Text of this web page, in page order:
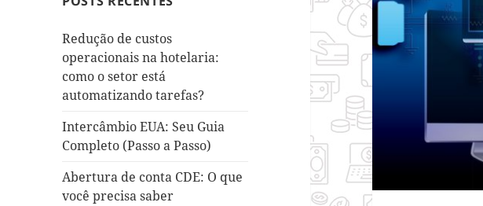
Redução de custos
operacionais na hotelaria:
como o setor está
automatizando tarefas?
Intercâmbio EUA: Seu Guia
Completo (Passo a Passo)
Abertura de conta CDE: O que
você precisa saber